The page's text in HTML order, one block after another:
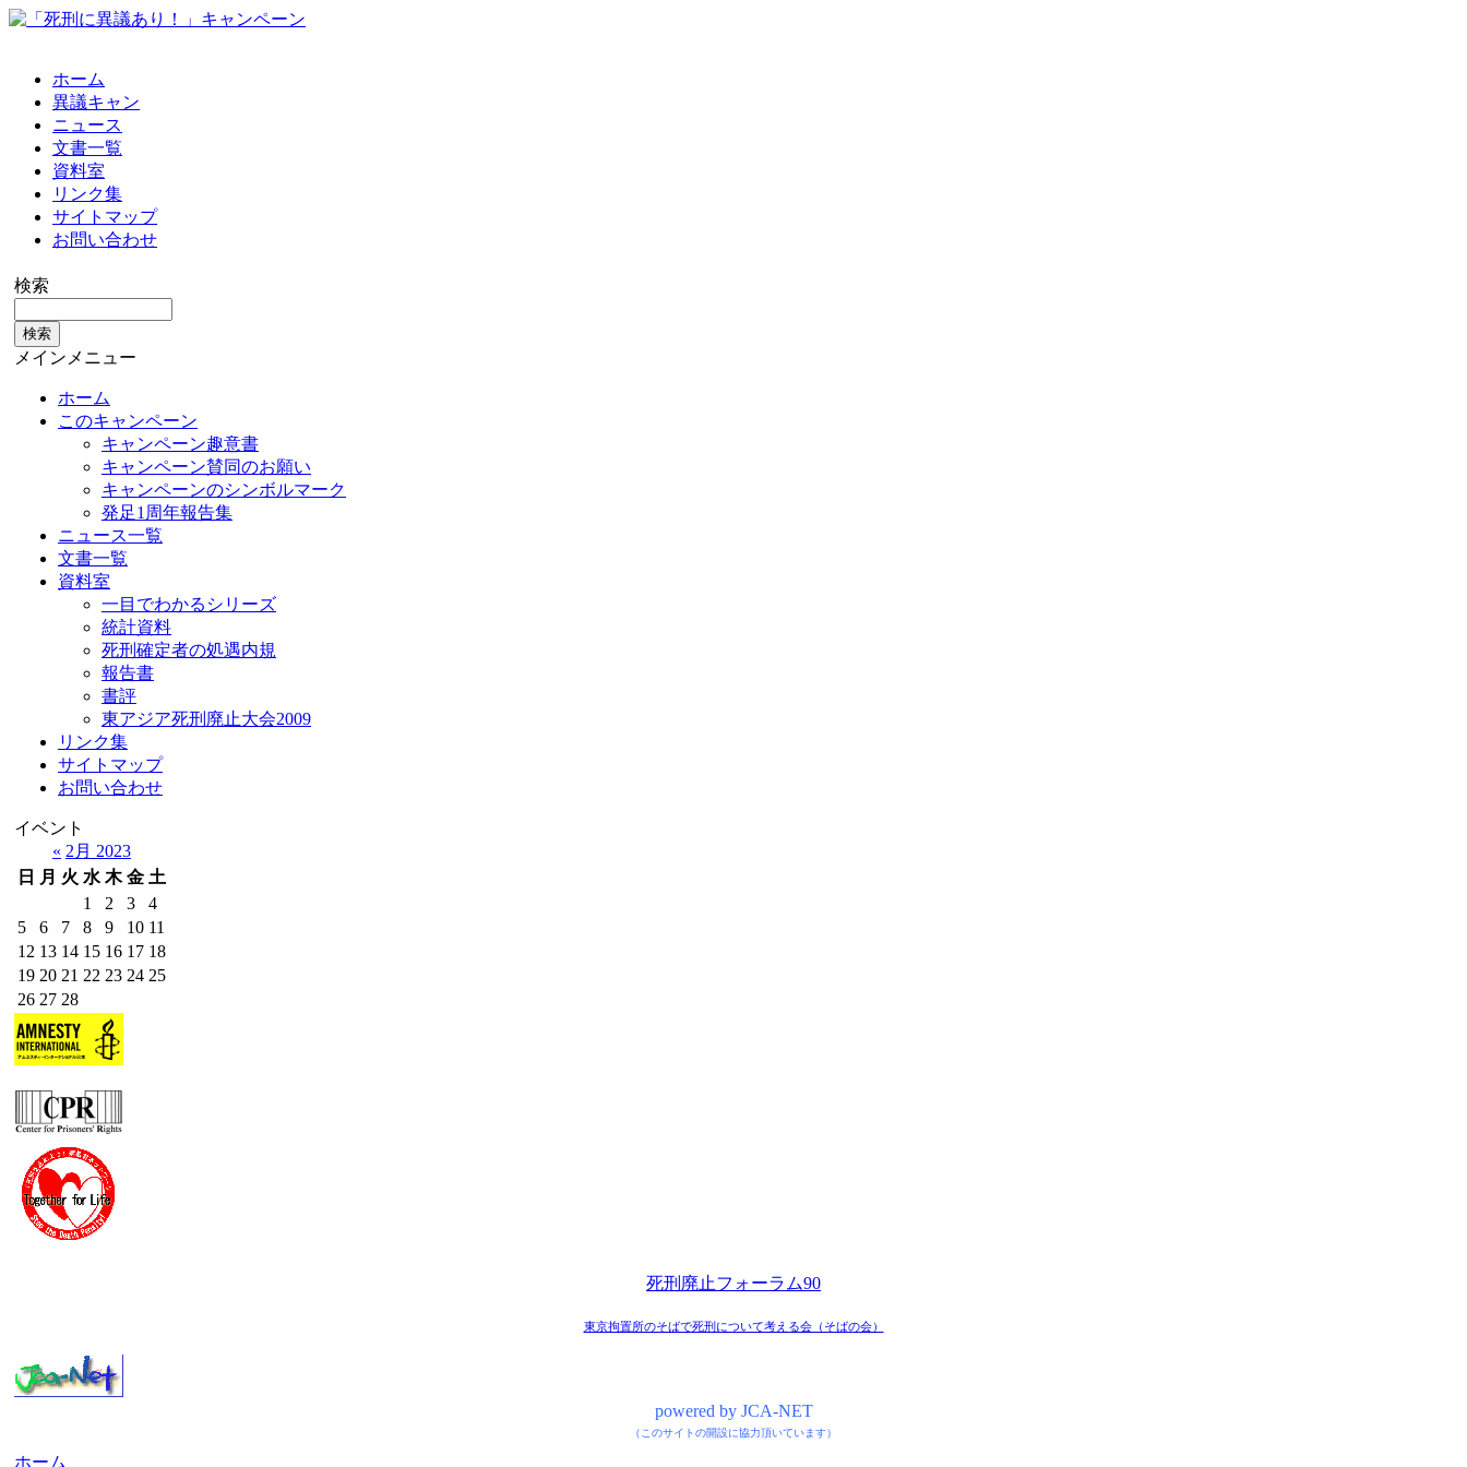
ホーム
異議キャン
ニュース
文書一覧
資料室
リンク集
サイトマップ
お問い合わせ
検索
メインメニュー
ホーム
このキャンペーン
キャンペーン趣意書
キャンペーン賛同のお願い
キャンペーンのシンボルマーク
発足1周年報告集
ニュース一覧
文書一覧
資料室
一目でわかるシリーズ
統計資料
死刑確定者の処遇内規
報告書
書評
東アジア死刑廃止大会2009
リンク集
サイトマップ
お問い合わせ
イベント
« 2月 2023
日
月 火 水 木 金 土
1
2 3
4
5
6 7 8 9 10 11
12 13 14 15 16 17 18
19 20 21 22 23 24 25
26 27 28
死刑廃止フォーラム90
東京拘置所のそばで死刑について考える会（そばの会）
powered by JCA-NET
（このサイトの開設に協力頂いています）
ホーム